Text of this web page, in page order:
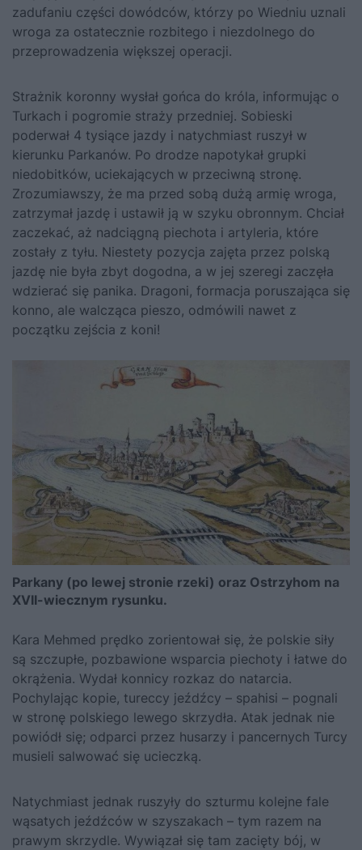
zadufaniu części dowódców, którzy po Wiedniu uznali
wroga za ostatecznie rozbitego i niezdolnego do
przeprowadzenia większej operacji.
Strażnik koronny wysłał gońca do króla, informując o
Turkach i pogromie straży przedniej. Sobieski
poderwał 4 tysiące jazdy i natychmiast ruszył w
kierunku Parkanów. Po drodze napotykał grupki
niedobitków, uciekających w przeciwną stronę.
Zrozumiawszy, że ma przed sobą dużą armię wroga,
zatrzymał jazdę i ustawił ją w szyku obronnym. Chciał
zaczekać, aż nadciągną piechota i artyleria, które
zostały z tyłu. Niestety pozycja zajęta przez polską
jazdę nie była zbyt dogodna, a w jej szeregi zaczęła
wdzierać się panika. Dragoni, formacja poruszająca się
konno, ale walcząca pieszo, odmówili nawet z
początku zejścia z koni!
Parkany (po lewej stronie rzeki) oraz Ostrzyhom na
XVII-wiecznym rysunku.
Kara Mehmed prędko zorientował się, że polskie siły
są szczupłe, pozbawione wsparcia piechoty i łatwe do
okrążenia. Wydał konnicy rozkaz do natarcia.
Pochylając kopie, tureccy jeźdźcy – spahisi – pognali
w stronę polskiego lewego skrzydła. Atak jednak nie
powiódł się; odparci przez husarzy i pancernych Turcy
musieli salwować się ucieczką.
Natychmiast jednak ruszyły do szturmu kolejne fale
wąsatych jeźdźców w szyszakach – tym razem na
prawym skrzydle. Wywiązał się tam zacięty bój, w